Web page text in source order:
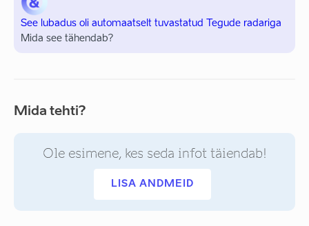
See lubadus oli automaatselt tuvastatud Tegude radariga
Mida see tähendab?
Mida tehti?
Ole esimene, kes seda infot täiendab!
LISA ANDMEID